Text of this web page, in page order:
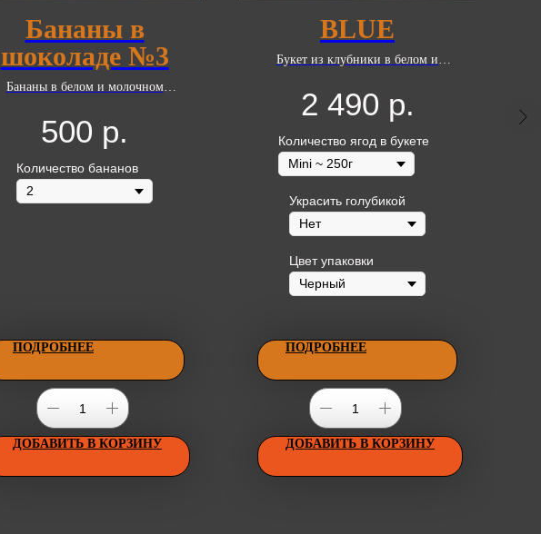
Бананы в
шоколаде №3
Бананы в белом и молочном
кокосовой стружки.
500 р.
Количество бананов
ПОДРОБНЕЕ
ДОБАВИТЬ В КОРЗИНУ
BLUE
Букет из клубники в белом и
добавлением голубого
кондитерского сахара и
кондитерских украшений.
2 490 р.
Количество ягод в букете
Украсить голубикой
Цвет упаковки
ПОДРОБНЕЕ
ДОБАВИТЬ В КОРЗИНУ